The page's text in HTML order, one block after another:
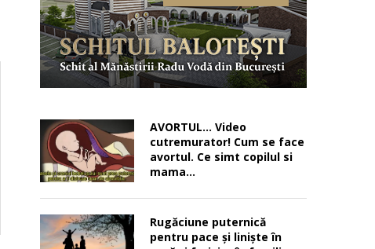
AVORTUL… Video
cutremurator! Cum se face
avortul. Ce simt copilul si
mama…
Rugăciune puternică
pentru pace şi linişte în